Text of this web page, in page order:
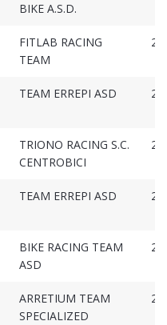
BIKE A.S.D.
FITLAB RACING
TEAM
TEAM ERREPI ASD
TRIONO RACING S.C.
CENTROBICI
TEAM ERREPI ASD
BIKE RACING TEAM
ASD
ARRETIUM TEAM
SPECIALIZED